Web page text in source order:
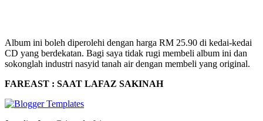
Album ini boleh diperolehi dengan harga RM 25.90 di kedai-kedai
CD yang berdekatan. Bagi saya tidak rugi membeli album ini dan
sokonglah industri nasyid tanah air dengan membeli yang original.
FAREAST : SAAT LAFAZ SAKINAH